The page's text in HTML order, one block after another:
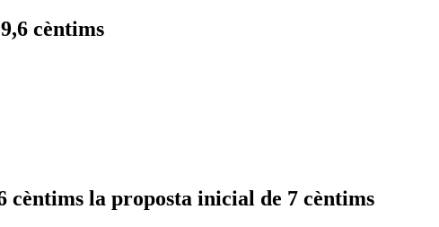
cèntims
cèntims la proposta inicial de 7 cèntims